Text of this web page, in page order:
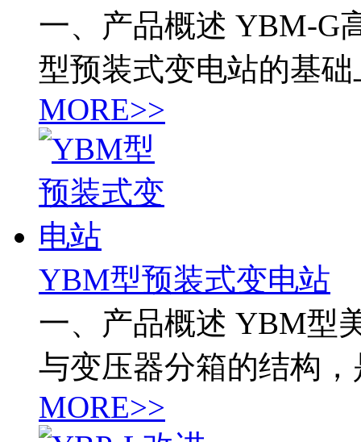
一、产品概述 YBM-G
型预装式变电站的基
MORE>>
YBM型预装式变电站
一、产品概述 YBM型
与变压器分箱的结构
MORE>>